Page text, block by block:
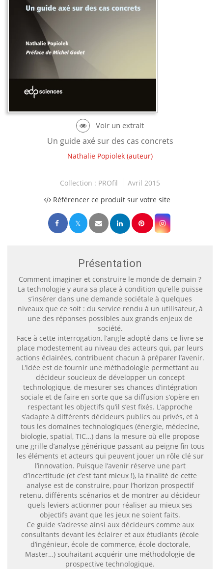
Un guide axé sur des cas concrets
Nathalie Popiolek (auteur)
Collection : PROfil
Avril 2015
Référencer ce produit sur votre site
Présentation
Comment imaginer et construire le monde de demain ?
La technologie y aura sa place à condition qu’elle puisse
s’insérer dans une demande sociétale à quelques
niveaux que ce soit : du service rendu à un utilisateur, à
une des réponses possibles aux grands enjeux de
société.
Face à cette interrogation, l’angle adopté dans ce livre se
place modestement au niveau des acteurs qui, par leurs
actions éclairées, contribuent chacun à préparer l’avenir.
L’idée est de fournir une méthodologie permettant au
décideur soucieux de développer un concept
technologique, de mesurer ses chances d’intégration
sociale et de faire en sorte que sa diffusion s’opère en
respectant les objectifs qu’il s’est fixés. L’approche
s’adapte à différents décideurs publics ou privés, et à
tous les domaines technologiques (énergie, médecine,
biologie, spatial, TIC…) dans la mesure où elle propose
une grille d’analyse générique passant au peigne fin tous
les éléments et acteurs qui peuvent jouer un rôle clé sur
l’innovation. Puisque l’avenir réserve une part
d’incertitude (et c’est tant mieux !), la finalité de cette
analyse est de construire, pour l’horizon prospectif
retenu, différents scénarios et de montrer au décideur
quels leviers actionner pour réaliser au mieux ses
objectifs avant que les jeux ne soient faits.
Ce guide s’adresse ainsi aux décideurs comme aux
consultants devant les éclairer et aux étudiants (école
d’ingénieur, école de commerce, école doctorale,
Master…) souhaitant acquérir une méthodologie de
prospective technologique.